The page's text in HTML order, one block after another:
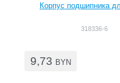
Корпус подшипника
318336-6
9,73 BYN